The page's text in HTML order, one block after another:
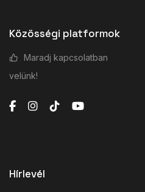
Közösségi platformok
Maradj kapcsolatban
velünk!
Hírlevél